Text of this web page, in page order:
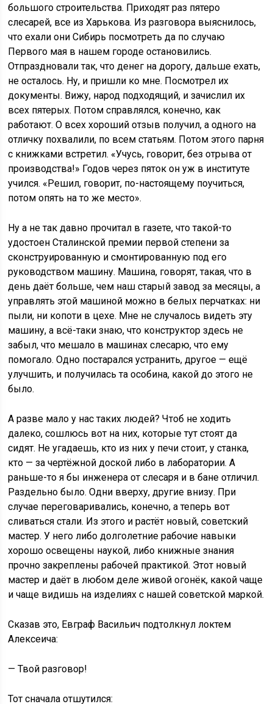
большого строительства. Приходят раз пятеро
слесарей, все из Харькова. Из разговора выяснилось,
что ехали они Сибирь посмотреть да по случаю
Первого мая в нашем городе остановились.
Отпраздновали так, что денег на дорогу, дальше ехать,
не осталось. Ну, и пришли ко мне. Посмотрел их
документы. Вижу, народ подходящий, и зачислил их
всех пятерых. Потом справлялся, конечно, как
работают. О всех хороший отзыв получил, а одного на
отличку похвалили, по всем статьям. Потом этого парня
с книжками встретил. «Учусь, говорит, без отрыва от
производства!» Годов через пяток он уж в институте
учился. «Решил, говорит, по-настоящему поучиться,
потом опять на то же место».
Ну а не так давно прочитал в газете, что такой-то
удостоен Сталинской премии первой степени за
сконструированную и смонтированную под его
руководством машину. Машина, говорят, такая, что в
день даёт больше, чем наш старый завод за месяцы, а
управлять этой машиной можно в белых перчатках: ни
пыли, ни копоти в цехе. Мне не случалось видеть эту
машину, а всё-таки знаю, что конструктор здесь не
забыл, что мешало в машинах слесарю, что ему
помогало. Одно постарался устранить, другое — ещё
улучшить, и получилась та особина, какой до этого не
было.
А разве мало у нас таких людей? Чтоб не ходить
далеко, сошлюсь вот на них, которые тут стоят да
сидят. Не угадаешь, кто из них у печи стоит, у станка,
кто — за чертёжной доской либо в лаборатории. А
раньше-то я бы инженера от слесаря и в бане отличил.
Раздельно было. Одни вверху, другие внизу. При
случае переговаривались, конечно, а теперь вот
сливаться стали. Из этого и растёт новый, советский
мастер. У него либо долголетние рабочие навыки
хорошо освещены наукой, либо книжные знания
прочно закреплены рабочей практикой. Этот новый
мастер и даёт в любом деле живой огонёк, какой чаще
и чаще видишь на изделиях с нашей советской маркой.
Сказав это, Евграф Васильич подтолкнул локтем
Алексеича:
— Твой разговор!
Тот сначала отшутился: